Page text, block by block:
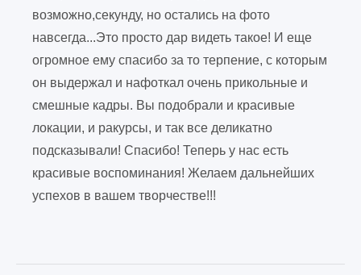
возможно,секунду, но остались на фото
навсегда...Это просто дар видеть такое! И еще
огромное ему спасибо за то терпение, с которым
он выдержал и нафоткал очень прикольные и
смешные кадры. Вы подобрали и красивые
локации, и ракурсы, и так все деликатно
подсказывали! Спасибо! Теперь у нас есть
красивые воспоминания! Желаем дальнейших
успехов в вашем творчестве!!!